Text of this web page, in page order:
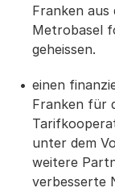
Franken
Metrobasel
geheissen.
einen
Franken für
unter dem
weitere
verbesserte